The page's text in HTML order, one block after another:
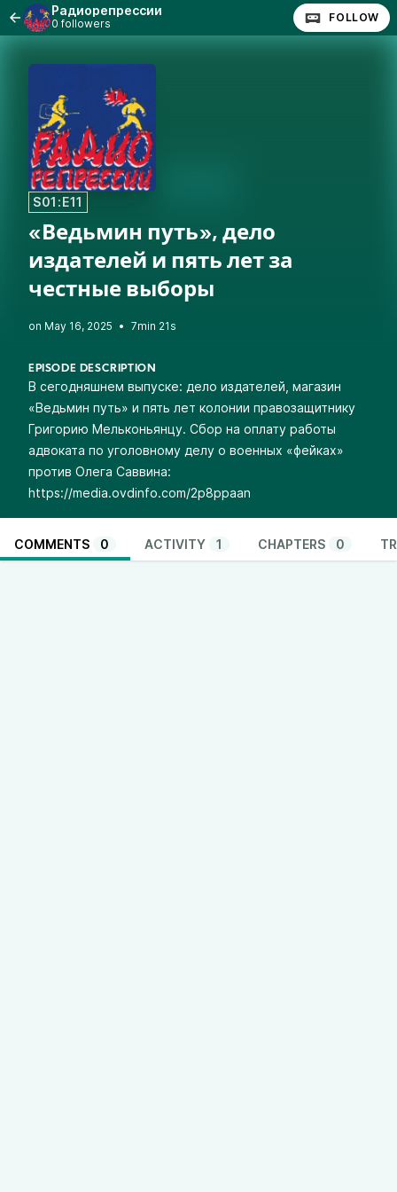
Радиорепрессии
0 followers FOLLOW
S01:E11
«Ведьмин путь», дело
издателей и пять лет за
честные выборы
• 7min 21s
EPISODE DESCRIPTION
В сегодняшнем выпуске: дело издателей, магазин
«Ведьмин путь» и пять лет колонии правозащитнику
Григорию Мельконьянцу. Сбор на оплату работы
адвоката по уголовному делу о военных «фейках»
против Олега Саввина:
https://media.ovdinfo.com/2p8ppaan
COMMENTS 0 ACTIVITY 1 CHAPTERS 0